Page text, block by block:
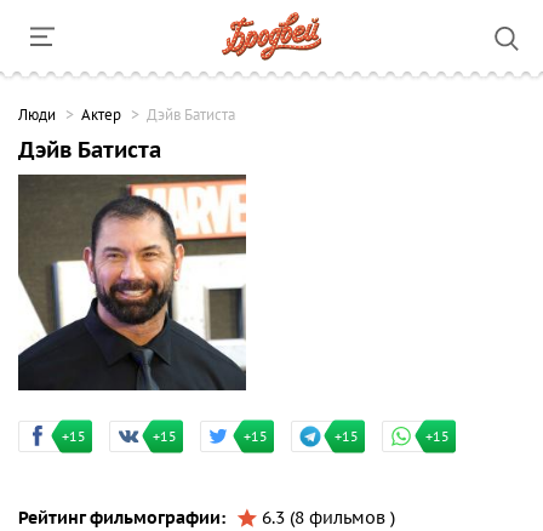
Люди Актер Дэйв Батиста
Дэйв Батиста
+15 +15 +15 +15 +15
Рейтинг фильмографии: 6.3 (8 фильмов )